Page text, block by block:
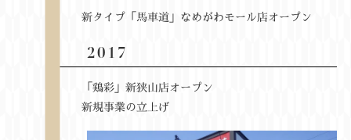
新タイプ「馬車道」なめがわモール店オープン
2017
「鶏彩」新狭山店オープン
新規事業の立上げ